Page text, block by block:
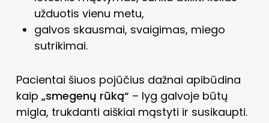
užduotis vienu metu,
galvos skausmai, svaigimas, miego
sutrikimai.
Pacientai šiuos pojūčius dažnai apibūdina
kaip „smegenų rūką“ – lyg galvoje būtų
migla, trukdanti aiškiai mąstyti ir susikaupti.